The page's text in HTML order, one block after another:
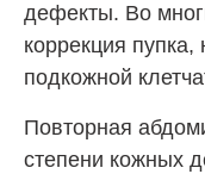
дефекты. Во
коррекция
подкожной
Повторная
степени кожных